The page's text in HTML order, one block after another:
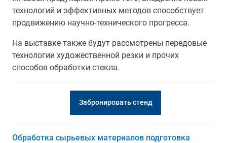
технологий и эффективных методов способствует
продвижению научно-технического прогресса.
На выставке также будут рассмотрены передовые
технологии художественной резки и прочих
способов обработки стекла.
Забронировать стенд
Обработка сырьевых материалов подготовка